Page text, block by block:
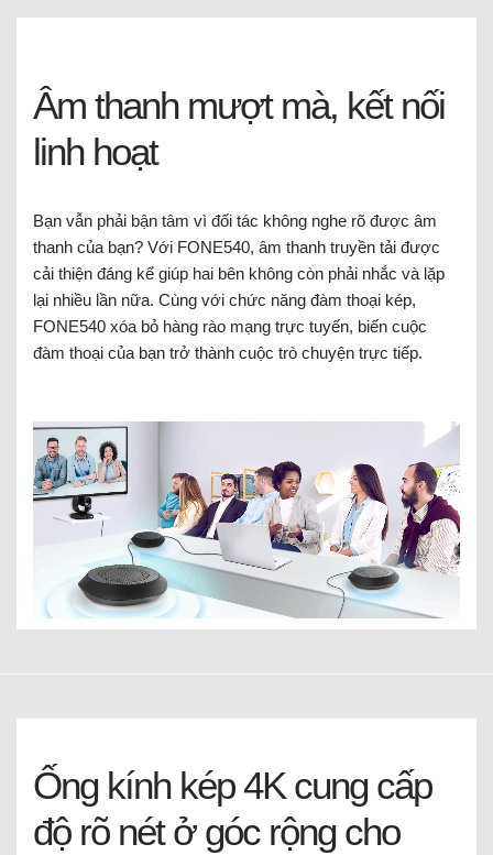
Âm thanh mượt mà, kết nối
linh hoạt
Bạn vẫn phải bận tâm vì đối tác không nghe rõ được âm
thanh của bạn? Với FONE540, âm thanh truyền tải được
cải thiện đáng kể giúp hai bên không còn phải nhắc và lặp
lại nhiều lần nữa. Cùng với chức năng đàm thoại kép,
FONE540 xóa bỏ hàng rào mạng trực tuyến, biến cuộc
đàm thoại của bạn trở thành cuộc trò chuyện trực tiếp.
Ống kính kép 4K cung cấp
độ rõ nét ở góc rộng cho